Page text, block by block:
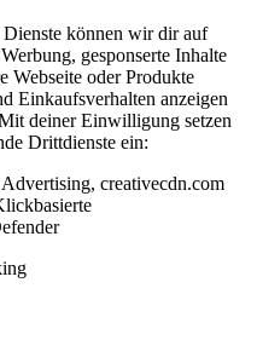
können wir dir auf
gesponserte Inhalte
Webseite oder Produkte
Einkaufsverhalten anzeigen
deiner Einwilligung setzen
Drittdienste ein:
creativecdn.com